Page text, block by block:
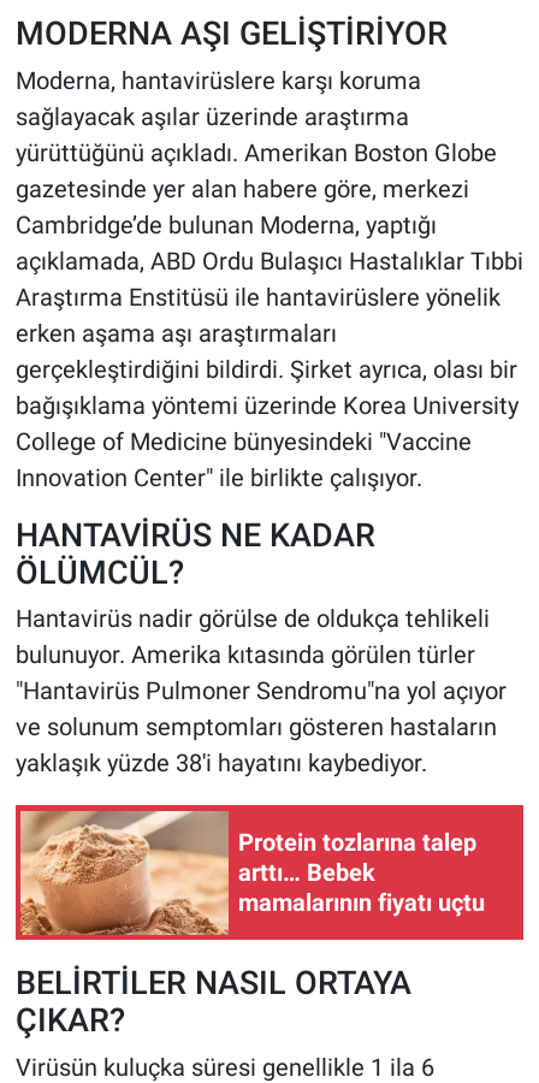
MODERNA AŞI GELİŞTİRİYOR
Moderna, hantavirüslere karşı koruma
sağlayacak aşılar üzerinde araştırma
yürüttüğünü açıkladı. Amerikan Boston Globe
gazetesinde yer alan habere göre, merkezi
Cambridge’de bulunan Moderna, yaptığı
açıklamada, ABD Ordu Bulaşıcı Hastalıklar Tıbbi
Araştırma Enstitüsü ile hantavirüslere yönelik
erken aşama aşı araştırmaları
gerçekleştirdiğini bildirdi. Şirket ayrıca, olası bir
bağışıklama yöntemi üzerinde Korea University
College of Medicine bünyesindeki "Vaccine
Innovation Center" ile birlikte çalışıyor.
HANTAVİRÜS NE KADAR
ÖLÜMCÜL?
Hantavirüs nadir görülse de oldukça tehlikeli
bulunuyor. Amerika kıtasında görülen türler
"Hantavirüs Pulmoner Sendromu"na yol açıyor
ve solunum semptomları gösteren hastaların
yaklaşık yüzde 38'i hayatını kaybediyor.
Protein tozlarına talep
arttı… Bebek
mamalarının fiyatı uçtu
BELİRTİLER NASIL ORTAYA
ÇIKAR?
Virüsün kuluçka süresi genellikle 1 ila 6